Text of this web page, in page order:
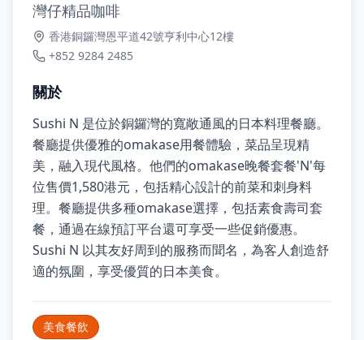
灣仔精品咖啡
香港銅鑼灣恩平道42號亨利中心12樓
+852 9284 2485
關於
Sushi N 是位於銅鑼灣的寬敞通風的日本料理餐廳。
餐廳提供優雅的omakase用餐體驗，菜品呈現精
美，融入現代風格。他們的omakase晚餐套餐'N'每
位售價1,580港元，包括精心設計的前菜和刺身料
理。餐廳提供多種omakase選擇，包括素食壽司套
餐，通過在線預訂平台還可享受一些促銷優惠。
Sushi N 以其友好周到的服務而聞名，為客人創造舒
適的氛圍，享受優質的日本美食。
美食餐飲